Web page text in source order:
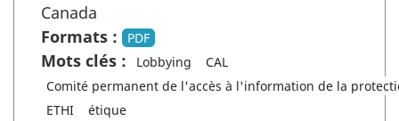
Canada
Formats :
PDF
Mots clés : Lobbying
CAL
Comité permanent de l'accès à l'information de la
ETHI
étique